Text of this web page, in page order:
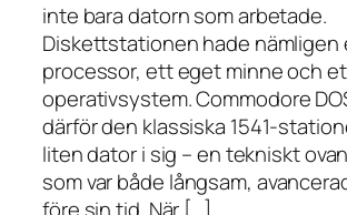
inte bara datorn som arbetade.
Diskettstationen hade nämligen
processor, ett eget minne och
operativsystem. Commodore
därför den klassiska 1541-
liten dator i sig – en tekniskt
som var både långsam,